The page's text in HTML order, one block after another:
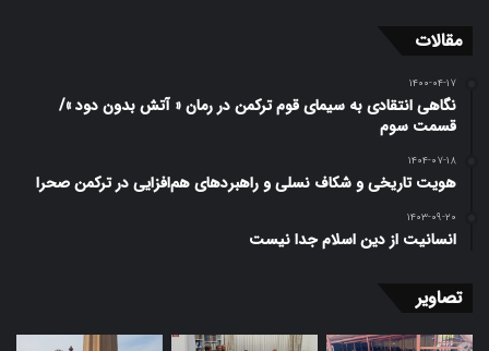
مقالات
۱۴۰۰-۰۴-۱۷
نگاهی انتقادی به سیمای قوم ترکمن در رمان « آتش بدون دود »/
قسمت سوم
۱۴۰۴-۰۷-۱۸
هویت تاریخی و شکاف نسلی و راهبردهای هم‌افزایی در ترکمن صحرا
۱۴۰۳-۰۹-۲۰
انسانیت از دین اسلام جدا نیست
تصاویر